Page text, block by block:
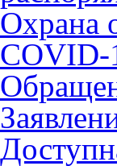
Охрана
COVID-